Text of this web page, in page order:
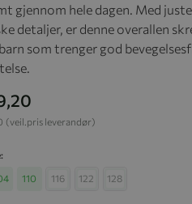
gjennom hele dagen. Med
detaljer, er denne overallen
som trenger god
(veil.pris leverandør)
110 116 122 128